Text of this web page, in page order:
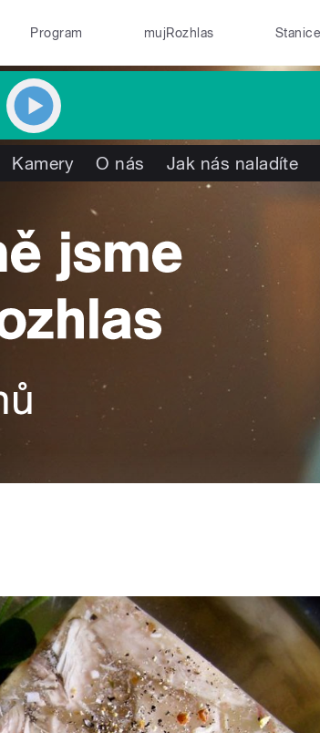
Program mujRozhlas Stanice
Kamery O nás Jak nás naladíte